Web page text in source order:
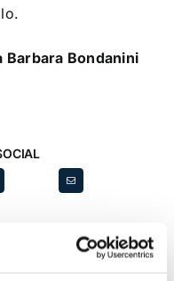
Barbara Bondanini